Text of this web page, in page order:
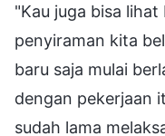
"Kau juga bisa
penyiraman kita
baru saja mulai
dengan pekerjaan
sudah lama